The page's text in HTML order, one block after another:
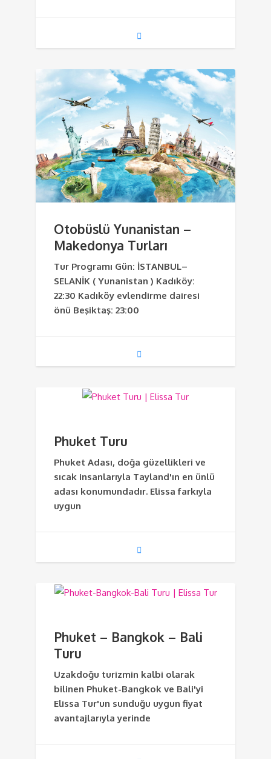
Otobüslü Yunanistan –
Makedonya Turları
Tur Programı Gün: İSTANBUL–
SELANİK ( Yunanistan ) Kadıköy:
22:30 Kadıköy evlendirme dairesi
önü Beşiktaş: 23:00
Phuket Turu
Phuket Adası, doğa güzellikleri ve
sıcak insanlarıyla Tayland'ın en ünlü
adası konumundadır. Elissa farkıyla
uygun
Phuket – Bangkok – Bali
Turu
Uzakdoğu turizmin kalbi olarak
bilinen Phuket-Bangkok ve Bali'yi
Elissa Tur'un sunduğu uygun fiyat
avantajlarıyla yerinde